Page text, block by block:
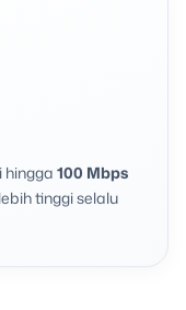
100 Mbps
tinggi selalu